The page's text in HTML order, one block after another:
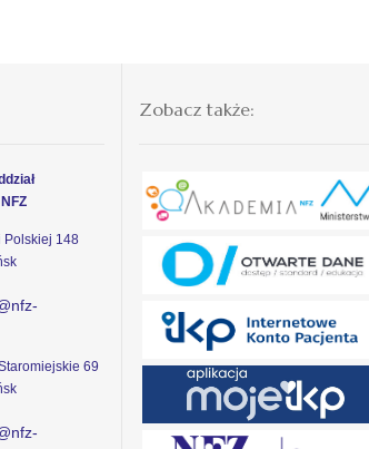
Polskiej 148
69
Zobacz także: